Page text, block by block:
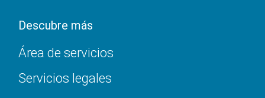
Descubre más
Área de servicios
Servicios legales